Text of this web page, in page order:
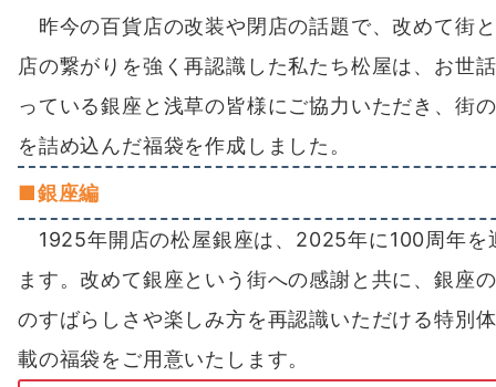
昨今の百貨店の改装や閉店の話題で、改めて街
店の繋がりを強く再認識した私たち松屋は、お世
っている銀座と浅草の皆様にご協力いただき、街
を詰め込んだ福袋を作成しました。
■銀座編
1925年開店の松屋銀座は、2025年に100周年を
ます。改めて銀座という街への感謝と共に、銀座
のすばらしさや楽しみ方を再認識いただける特別
載の福袋をご用意いたします。